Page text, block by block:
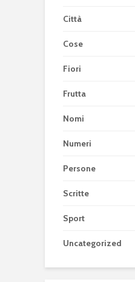
Città
Cose
Fiori
Frutta
Nomi
Numeri
Persone
Scritte
Sport
Uncategorized